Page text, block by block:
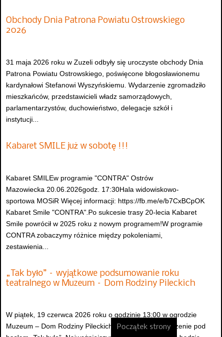
Obchody Dnia Patrona Powiatu Ostrowskiego
2026
31 maja 2026 roku w Zuzeli odbyły się uroczyste obchody Dnia
Patrona Powiatu Ostrowskiego, poświęcone błogosławionemu
kardynałowi Stefanowi Wyszyńskiemu. Wydarzenie zgromadziło
mieszkańców, przedstawicieli władz samorządowych,
parlamentarzystów, duchowieństwo, delegacje szkół i
instytucji...
Kabaret SMILE już w sobotę !!!
Kabaret SMILEw programie "CONTRA" Ostrów
Mazowiecka 20.06.2026godz. 17:30Hala widowiskowo-
sportowa MOSiR Więcej informacji: https://fb.me/e/b7CxBCpOK
Kabaret Smile "CONTRA".Po sukcesie trasy 20-lecia Kabaret
Smile powrócił w 2025 roku z nowym programem!W programie
CONTRA zobaczymy różnice między pokoleniami,
zestawienia...
„Tak było” – wyjątkowe podsumowanie roku
teatralnego w Muzeum – Dom Rodziny Pileckich
W piątek, 19 czerwca 2026 roku o godzinie 13:00 w ogrodzie
Muzeum – Dom Rodziny Pileckich odbędzie się wydarzenie pod
Początek strony